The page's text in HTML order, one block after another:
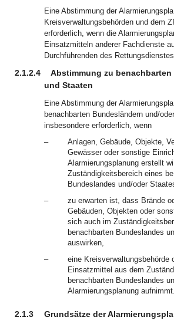
Eine Abstimmung der
Kreisverwaltungsbehörden und dem
erforderlich, wenn die
Einsatzmitteln anderer Fachdienste
Durchführenden des
2.1.2.4
Abstimmung zu
und Staaten
Eine Abstimmung der
benachbarten Bundesländern und/
insbesondere erforderlich, wenn
–
Anlagen, Gebäude, Objekte,
Gewässer oder sonstige
Alarmierungsplanung erstellt
Zuständigkeitsbereich eines
Bundeslandes und/oder
–
zu erwarten ist, dass Brände
Gebäuden, Objekten oder
sich auch im
benachbarten Bundeslandes
auswirken,
–
eine Kreisverwaltungsbehörde
Einsatzmittel aus dem
benachbarten Bundeslandes
Alarmierungsplanung aufnimmt.
2.1.3 Grundsätze der